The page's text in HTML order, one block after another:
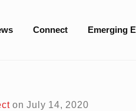
Connect Emerging
on July 14, 2020